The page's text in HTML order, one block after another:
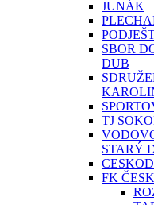
JUNÁK
SBOR
DUB
TJ
STARÝ
FK